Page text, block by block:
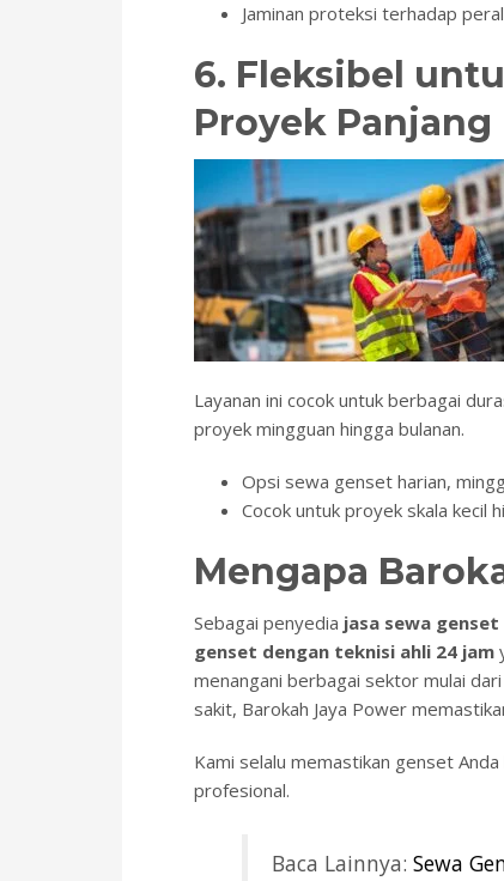
Jaminan proteksi terhadap
6. Fleksibel
Proyek Panjang
Layanan ini cocok untuk berbagai
proyek mingguan hingga bulanan.
Opsi sewa genset harian,
Cocok untuk proyek skala kecil
Mengapa
Sebagai penyedia jasa sewa
genset dengan teknisi ahli 24 jam
menangani berbagai sektor mulai
sakit, Barokah Jaya Power
Kami selalu memastikan genset
profesional.
Baca Lainnya: Sewa